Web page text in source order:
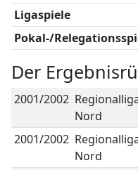
Ligaspiele
Pokal-/
Der
2001/2002
Nord
2001/2002
Nord